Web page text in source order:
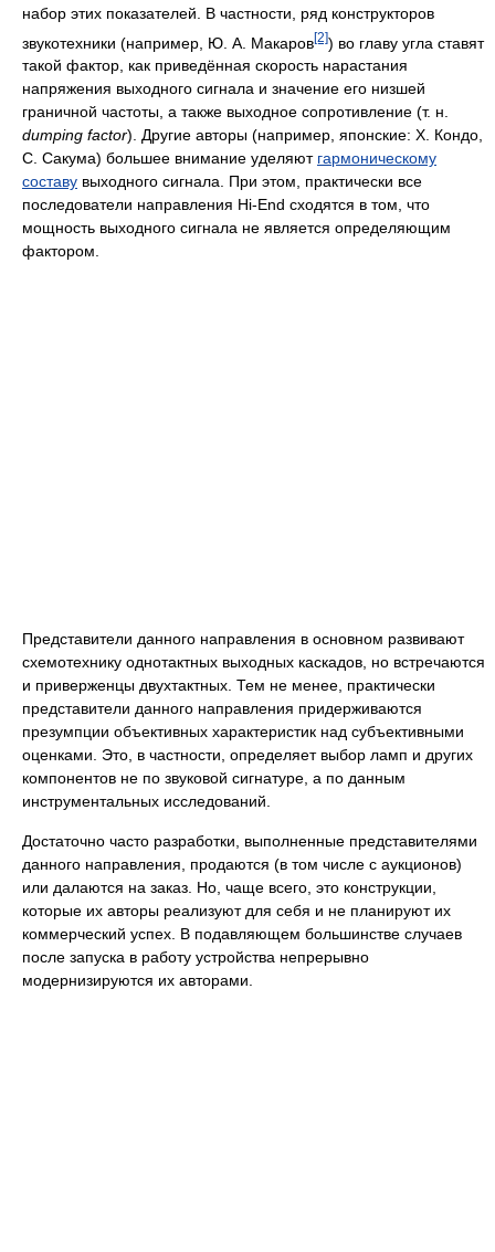
набор этих показателей. В частности, ряд конструкторов
звукотехники (например, Ю. А. Макаров[2]) во главу угла ставят
такой фактор, как приведённая скорость нарастания
напряжения выходного сигнала и значение его низшей
граничной частоты, а также выходное сопротивление (т. н.
dumping factor). Другие авторы (например, японские: Х. Кондо,
С. Сакума) большее внимание уделяют гармоническому
составу выходного сигнала. При этом, практически все
последователи направления Hi-End сходятся в том, что
мощность выходного сигнала не является определяющим
фактором.
Представители данного направления в основном развивают
схемотехнику однотактных выходных каскадов, но встречаются
и приверженцы двухтактных. Тем не менее, практически
представители данного направления придерживаются
презумпции объективных характеристик над субъективными
оценками. Это, в частности, определяет выбор ламп и других
компонентов не по звуковой сигнатуре, а по данным
инструментальных исследований.
Достаточно часто разработки, выполненные представителями
данного направления, продаются (в том числе с аукционов)
или далаются на заказ. Но, чаще всего, это конструкции,
которые их авторы реализуют для себя и не планируют их
коммерческий успех. В подавляющем большинстве случаев
после запуска в работу устройства непрерывно
модернизируются их авторами.